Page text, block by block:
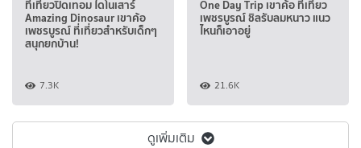
ที่เที่ยวปิดเทอม ไดโนเสาร์
Amazing Dinosaur เขาค้อ
เพชรบูรณ์ ที่เที่ยวสำหรับเด็กๆ
สนุกยกบ้าน!
7.3K
One Day Trip เขาค้อ ที่เที่ยว
เพชรบูรณ์ ชิลรับลมหนาว แนว
ไหนก็เอาอยู่
21.6K
ดูเพิ่มเติม